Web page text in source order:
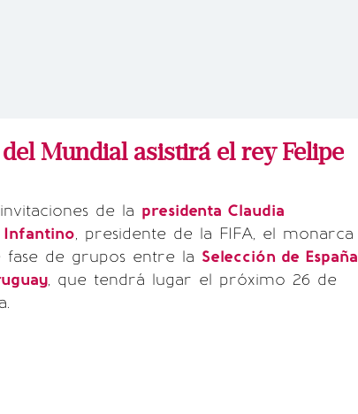
Mundial asistirá el rey Felipe
de la presidenta Claudia
Infantino, presidente de la FIFA, el monarca
fase de grupos entre la Selección de España
, que tendrá lugar el próximo 26 de